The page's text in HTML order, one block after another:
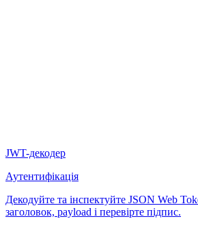
JWT-декодер
Аутентифікація
Декодуйте та інспектуйте JSON Web
заголовок, payload і перевірте підпис.